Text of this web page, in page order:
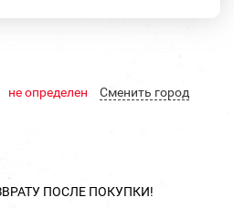
не определен Cменить город
ПОСЛЕ ПОКУПКИ!